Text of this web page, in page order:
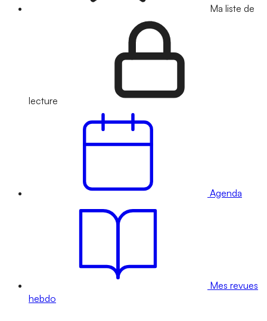
Ma liste de
lecture
Agenda
Mes revues
hebdo